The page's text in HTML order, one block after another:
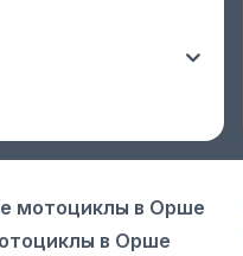
мотоциклы в Орше
в Орше